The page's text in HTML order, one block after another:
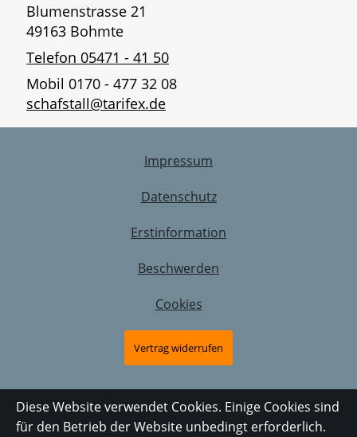
Blumenstrasse 21
49163 Bohmte
Telefon 05471 - 41 50
Mobil 0170 - 477 32 08
schafstall@tarifex.de
Impressum
Datenschutz
Erstinformation
Beschwerden
Cookies
Vertrag widerrufen
Diese Website verwendet Cookies. Einige Cookies sind
für den Betrieb der Website unbedingt erforderlich.